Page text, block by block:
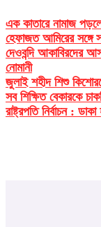
এক কাতারে নামাজ
হেফাজত আমিরের সঙ্গে
দেওবন্দি আকাবিরদের
নোমানী
জুলাই শহীদ শিশু
সব শিক্ষিত বেকারকে
রাষ্ট্রপতি নির্বাচন :